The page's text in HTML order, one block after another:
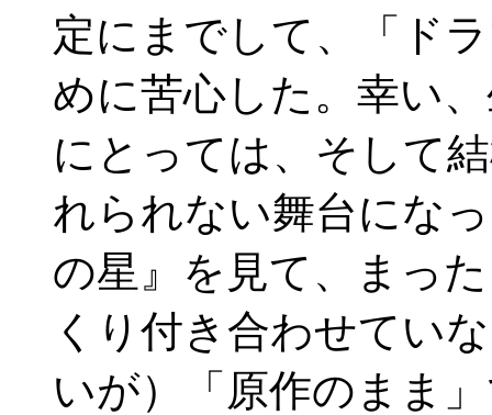
定にまでして、「ド
めに苦心した。幸い
にとっては、そして
れられない舞台にな
の星』を見て、まっ
くり付き合わせてい
いが）「原作のまま